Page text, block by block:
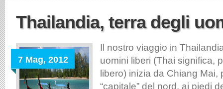
Thailandia, terra degli
7 Mag, 2012
Il nostro viaggio in
uomini liberi (Thai significa,
libero) inizia da Chiang Mai,
“capitale” del nord, ai piedi